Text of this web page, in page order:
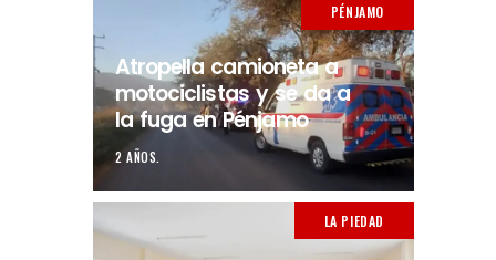
PÉNJAMO
Atropella camioneta a
motociclistas y se da a
la fuga en Pénjamo
2 AÑOS.
LA PIEDAD